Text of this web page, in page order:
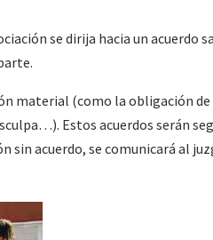
se dirija hacia un acuerdo
material (como la obligación de
Estos acuerdos serán
acuerdo, se comunicará al